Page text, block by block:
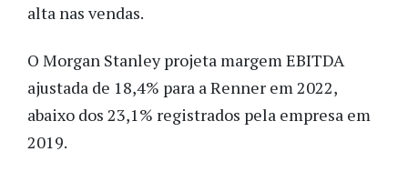
alta nas vendas.
O Morgan Stanley projeta margem EBITDA
ajustada de 18,4% para a Renner em 2022,
abaixo dos 23,1% registrados pela empresa em
2019.